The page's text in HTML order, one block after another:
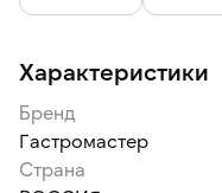
Характеристики
Бренд
Гастромастер
Страна